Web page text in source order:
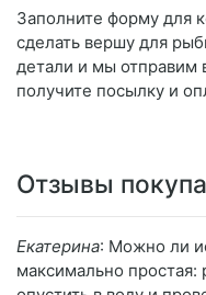
Заполните форму для
сделать вершу для
детали и мы отправим
получите посылку и
Отзывы
Екатерина: Можно ли
максимально простая: